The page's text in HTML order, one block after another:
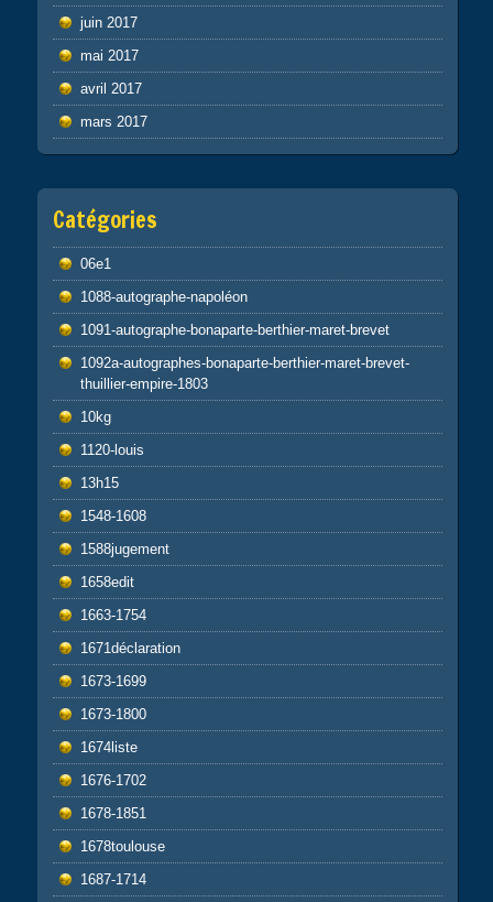
juin 2017
mai 2017
avril 2017
mars 2017
Catégories
06e1
1088-autographe-napoléon
1091-autographe-bonaparte-berthier-maret-brevet
1092a-autographes-bonaparte-berthier-maret-brevet-
thuillier-empire-1803
10kg
1120-louis
13h15
1548-1608
1588jugement
1658edit
1663-1754
1671déclaration
1673-1699
1673-1800
1674liste
1676-1702
1678-1851
1678toulouse
1687-1714